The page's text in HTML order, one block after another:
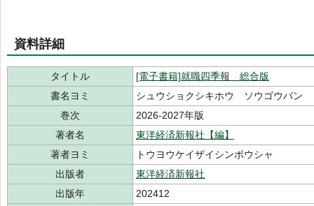
資料詳細
タイトル
[電子書籍]就職四季報 総合版
書名ヨミ
シュウショクシキホウ ソウゴウバン
巻次
2026-2027年版
著者名
東洋経済新報社【編】
著者ヨミ
トウヨウケイザイシンポウシャ
出版者
東洋経済新報社
出版年
202412